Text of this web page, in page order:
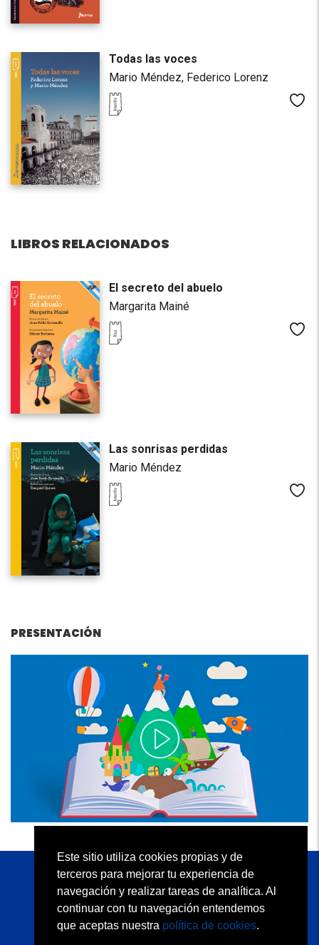
Este sitio utiliza cookies propias y de
terceros para mejorar tu experiencia de
navegación y realizar tareas de analítica. Al
continuar con tu navegación entendemos
que aceptas nuestra política de cookies.
Todas las voces
Mario Méndez, Federico Lorenz
LIBROS RELACIONADOS
El secreto del abuelo
Margarita Mainé
Las sonrisas perdidas
Mario Méndez
PRESENTACIÓN
KAPELUSZ EDITORA S.A.
Atención al Docente: (54 11) 2152 5113
Atención a Librerías: (54 11) 2152 5110